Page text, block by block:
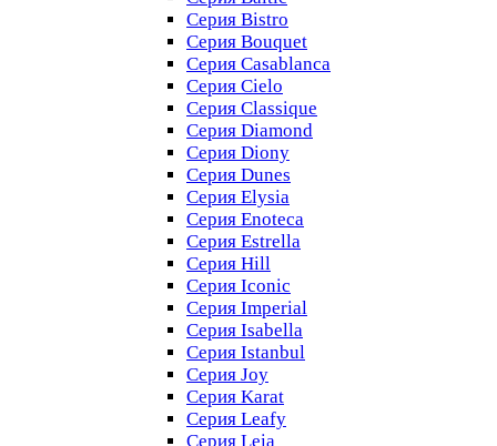
Серия Bistro
Серия Bouquet
Серия Casablanсa
Серия Cielo
Серия Classique
Серия Diamond
Серия Diony
Серия Dunes
Серия Elysia
Серия Enoteca
Серия Estrella
Серия Hill
Серия Iconic
Серия Imperial
Серия Isabella
Серия Istanbul
Серия Joy
Серия Karat
Серия Leafy
Серия Leia